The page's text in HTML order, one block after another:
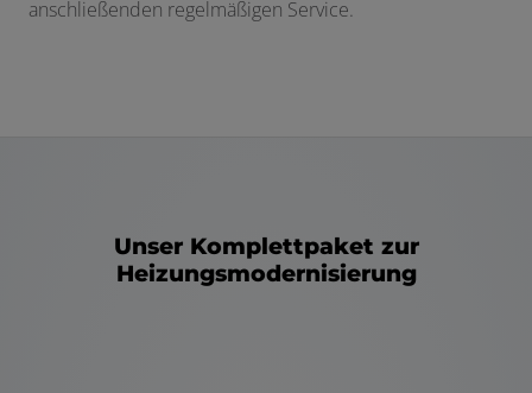
anschließenden regelmäßigen Service.
Unser Komplettpaket zur
Heizungsmodernisierung